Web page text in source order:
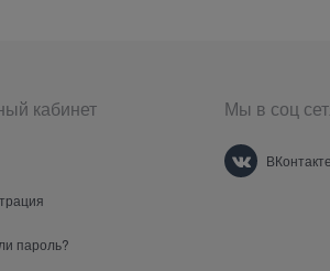
кабинет
пароль?
Мы в соц